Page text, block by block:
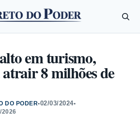
em turismo,
8 milhões de
DO PODER•02/03/2024•
2026